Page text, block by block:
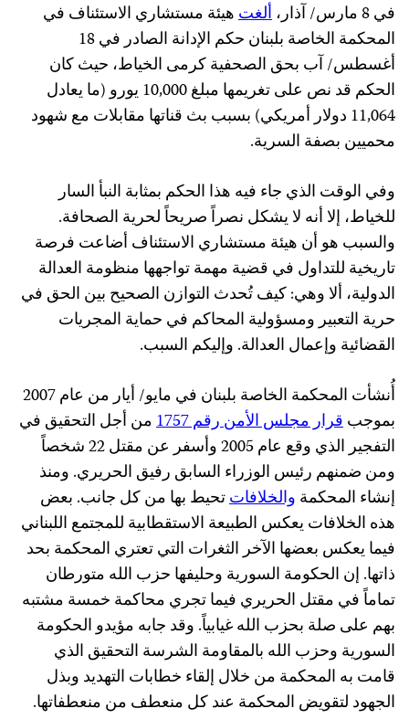
في 8 مارس/ آذار، ألغتهيئة مستشاري الاستئناف في
المحكمة الخاصة بلبنان حكم الإدانة الصادر في 18
أغسطس/ آب بحق الصحفية كرمى الخياط، حيث كان
الحكم قد نص على تغريمها مبلغ 10,000 يورو (ما يعادل
11,064 دولار أمريكي) بسبب بث قناتها مقابلات مع شهود
محميين بصفة السرية.
وفي الوقت الذي جاء فيه هذا الحكم بمثابة النبأ السار
للخياط، إلا أنه لا يشكل نصراً صريحاً لحرية الصحافة.
والسبب هو أن هيئة مستشاري الاستئناف أضاعت فرصة
تاريخية للتداول في قضية مهمة تواجهها منظومة العدالة
الدولية، ألا وهي: كيف تُحدث التوازن الصحيح بين الحق في
حرية التعبير ومسؤولية المحاكم في حماية المجريات
القضائية وإعمال العدالة. وإليكم السبب.
أُنشأت المحكمة الخاصة بلبنان في مايو/ أيار من عام 2007
بموجبقرار مجلس الأمن رقم 1757
من أجل التحقيق في
التفجير الذي وقع عام 2005 وأسفر عن مقتل 22 شخصاً
ومن ضمنهم رئيس الوزراء السابق رفيق الحريري. ومنذ
إنشاء المحكمة والخلافاتتحيط بها من كل جانب. بعض
هذه الخلافات يعكس الطبيعة الاستقطابية للمجتمع اللبناني
فيما يعكس بعضها الآخر الثغرات التي تعتري المحكمة بحد
ذاتها. إن الحكومة السورية وحليفها حزب الله متورطان
تماماً في مقتل الحريري فيما تجري محاكمة خمسة مشتبه
بهم على صلة بحزب الله غيابياً. وقد جابه مؤيدو الحكومة
السورية وحزب الله بالمقاومة الشرسة التحقيق الذي
قامت به المحكمة من خلال إلقاء خطابات التهديد وبذل
الجهود لتقويض المحكمة عند كل منعطف من منعطفاتها.